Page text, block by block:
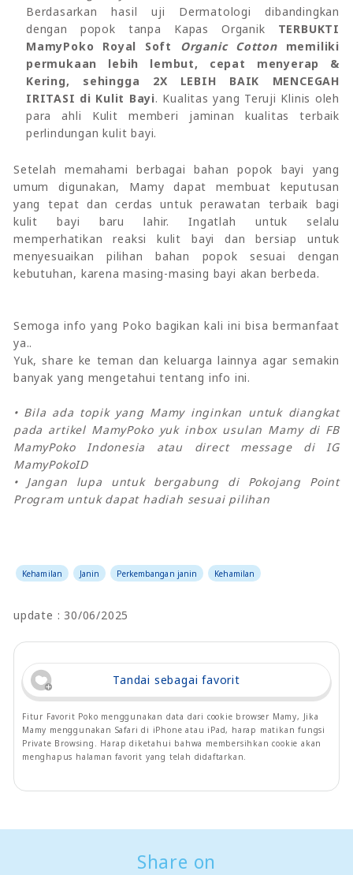
Berdasarkan hasil uji Dermatologi dibandingkan
dengan popok tanpa Kapas Organik TERBUKTI
MamyPoko Royal Soft Organic Cottonmemiliki
permukaan lebih lembut, cepat menyerap &
Kering, sehingga 2X LEBIH BAIK MENCEGAH
IRITASI di Kulit Bayi. Kualitas yang Teruji Klinis oleh
para ahli Kulit memberi jaminan kualitas terbaik
perlindungan kulit bayi.
Setelah memahami berbagai bahan popok bayi yang
umum digunakan, Mamy dapat membuat keputusan
yang tepat dan cerdas untuk perawatan terbaik bagi
kulit bayi baru lahir. Ingatlah untuk selalu
memperhatikan reaksi kulit bayi dan bersiap untuk
menyesuaikan pilihan bahan popok sesuai dengan
kebutuhan, karena masing-masing bayi akan berbeda.
Semoga info yang Poko bagikan kali ini bisa bermanfaat
ya..
Yuk, share ke teman dan keluarga lainnya agar semakin
banyak yang mengetahui tentang info ini.
• Bila ada topik yang Mamy inginkan untuk diangkat
pada artikel MamyPoko yuk inbox usulan Mamy di FB
MamyPoko Indonesia atau direct message di IG
MamyPokoID
• Jangan lupa untuk bergabung di Pokojang Point
Program untuk dapat hadiah sesuai pilihan
Kehamilan Janin Perkembangan janin Kehamilan
update : 30/06/2025
Tandai sebagai favorit
Fitur Favorit Poko menggunakan data dari cookie browser Mamy, Jika
Mamy menggunakan Safari di iPhone atau iPad, harap matikan fungsi
Private Browsing. Harap diketahui bahwa membersihkan cookie akan
menghapus halaman favorit yang telah didaftarkan.
Share on